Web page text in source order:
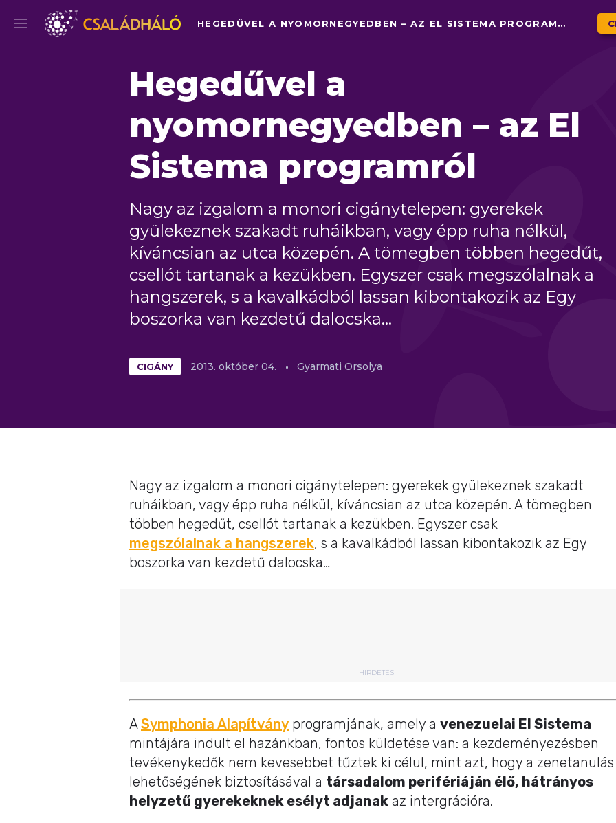
HEGEDŰVEL A NYOMORNEGYEDBEN – AZ EL SISTEMA PROGRAMRÓL
Hegedűvel a
nyomornegyedben – az El
Sistema programról
Nagy az izgalom a monori cigánytelepen: gyerekek
gyülekeznek szakadt ruháikban, vagy épp ruha nélkül,
kíváncsian az utca közepén. A tömegben többen hegedűt,
csellót tartanak a kezükben. Egyszer csak megszólalnak a
hangszerek, s a kavalkádból lassan kibontakozik az Egy
boszorka van kezdetű dalocska...
CIGÁNY 2013. október 04. Gyarmati Orsolya
Nagy az izgalom a monori cigánytelepen: gyerekek gyülekeznek szakadt
ruháikban, vagy épp ruha nélkül, kíváncsian az utca közepén. A tömegben
többen hegedűt, csellót tartanak a kezükben. Egyszer csak
megszólalnak a hangszerek, s a kavalkádból lassan kibontakozik az Egy
boszorka van kezdetű dalocska…
HIRDETÉS
ASymphonia Alapítvány programjának, amely a venezuelai El Sistema
mintájára indult el hazánkban, fontos küldetése van: a kezdeményezésben
tevékenykedők nem kevesebbet tűztek ki célul, mint azt, hogy a zenetanulás
lehetőségének biztosításával a társadalom perifériáján élő, hátrányos
helyzetű gyerekeknek esélyt adjanak az intergrációra.